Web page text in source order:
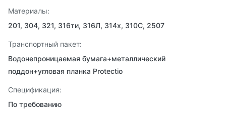
Материалы:
201, 304, 321, 316ти, 316Л, 314х, 310С, 2507
Транспортный пакет:
Водонепроницаемая бумага+металлический
поддон+угловая планка Protectio
Спецификация:
По требованию